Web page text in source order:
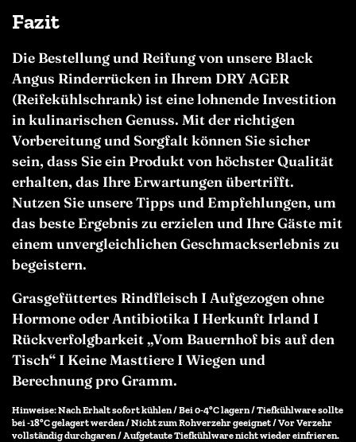
Fazit
Die Bestellung und Reifung von unsere Black
Angus Rinderrücken in Ihrem DRY AGER
(Reifekühlschrank) ist eine lohnende Investition
in kulinarischen Genuss. Mit der richtigen
Vorbereitung und Sorgfalt können Sie sicher
sein, dass Sie ein Produkt von höchster Qualität
erhalten, das Ihre Erwartungen übertrifft.
Nutzen Sie unsere Tipps und Empfehlungen, um
das beste Ergebnis zu erzielen und Ihre Gäste mit
einem unvergleichlichen Geschmackserlebnis zu
begeistern.
Grasgefüttertes Rindfleisch I Aufgezogen ohne
Hormone oder Antibiotika I Herkunft Irland I
Rückverfolgbarkeit „Vom Bauernhof bis auf den
Tisch“ I Keine Masttiere I Wiegen und
Berechnung pro Gramm.
Hinweise: Nach Erhalt sofort kühlen / Bei 0-4°C lagern / Tiefkühlware sollte
bei -18°C gelagert werden / Nicht zum Rohverzehr geeignet / Vor Verzehr
vollständig durchgaren / Aufgetaute Tiefkühlware nicht wieder einfrieren.